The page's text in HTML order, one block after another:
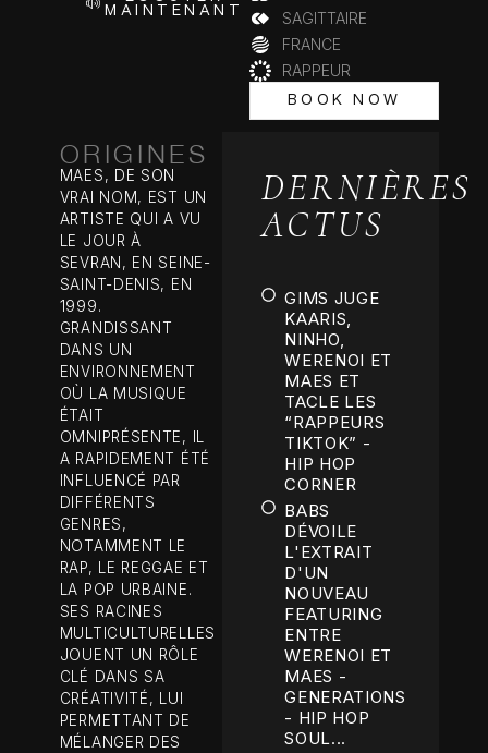
MAINTENANT
SAGITTAIRE
FRANCE
RAPPEUR
BOOK NOW
ORIGINES
MAES, DE SON
VRAI NOM, EST UN
ARTISTE QUI A VU
LE JOUR À
SEVRAN, EN SEINE-
SAINT-DENIS, EN
1999.
GRANDISSANT
DANS UN
ENVIRONNEMENT
OÙ LA MUSIQUE
ÉTAIT
OMNIPRÉSENTE, IL
A RAPIDEMENT ÉTÉ
INFLUENCÉ PAR
DIFFÉRENTS
GENRES,
NOTAMMENT LE
RAP, LE REGGAE ET
LA POP URBAINE.
SES RACINES
MULTICULTURELLES
JOUENT UN RÔLE
CLÉ DANS SA
CRÉATIVITÉ, LUI
PERMETTANT DE
MÉLANGER DES
DERNIÈRES
ACTUS
GIMS JUGE
KAARIS,
NINHO,
WERENOI ET
MAES ET
TACLE LES
“RAPPEURS
TIKTOK” -
HIP HOP
CORNER
BABS
DÉVOILE
L'EXTRAIT
D'UN
NOUVEAU
FEATURING
ENTRE
WERENOI ET
MAES -
GENERATIONS
- HIP HOP
SOUL...